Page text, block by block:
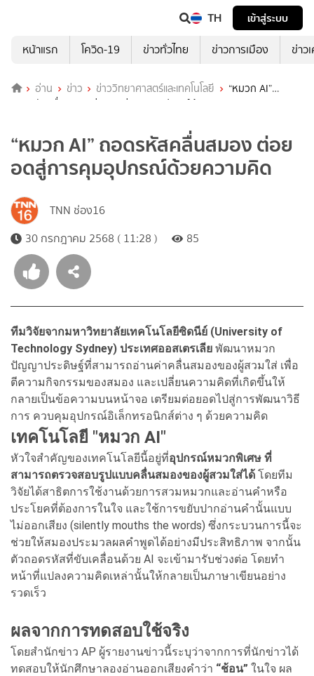
TH
เข้าสู่ระบบ
หน้าแรก
โควิด-19 ข่าวทั่วไทย ข่าวการเมือง ข่าว
อ่าน ข่าว ข่าววิทยาศาสตร์และเทคโนโลยี
“หมวก AI”
ถอดรหัสคลื่นสมอง ต่อยอดสู่การคุมอุปกรณ์ด้วยความคิด
“หมวก AI” ถอดรหัสคลื่นสมอง ต่อย
อดสู่การคุมอุปกรณ์ด้วยความคิด
TNN ช่อง16
30 กรกฎาคม 2568 ( 11:28 )
85
ทีมวิจัยจากมหาวิทยาลัยเทคโนโลยีซิดนีย์ (University of
Technology Sydney) ประเทศออสเตรเลีย พัฒนาหมวก
ปัญญาประดิษฐ์ที่สามารถอ่านค่าคลื่นสมองของผู้สวมใส่ เพื่อ
ตีความกิจกรรมของสมอง และเปลี่ยนความคิดที่เกิดขึ้นให้
กลายเป็นข้อความบนหน้าจอ เตรียมต่อยอดไปสู่การพัฒนาวิธี
การ ควบคุมอุปกรณ์อิเล็กทรอนิกส์ต่าง ๆ ด้วยความคิด
เทคโนโลยี "หมวก AI"
หัวใจสำคัญของเทคโนโลยีนี้อยู่ที่อุปกรณ์หมวกพิเศษ ที่
สามารถตรวจสอบรูปแบบคลื่นสมองของผู้สวมใส่ได้ โดยทีม
วิจัยได้สาธิตการใช้งานด้วยการสวมหมวกและอ่านคำหรือ
ประโยคที่ต้องการในใจ และใช้การขยับปากอ่านคำนั้นแบบ
ไม่ออกเสียง (silently mouths the words) ซึ่งกระบวนการนี้จะ
ช่วยให้สมองประมวลผลคำพูดได้อย่างมีประสิทธิภาพ จากนั้น
ตัวถอดรหัสที่ขับเคลื่อนด้วย AI จะเข้ามารับช่วงต่อ โดยทำ
หน้าที่แปลงความคิดเหล่านั้นให้กลายเป็นภาษาเขียนอย่าง
รวดเร็ว
ผลจากการทดสอบใช้จริง
โดยสำนักข่าว AP ผู้รายงานข่าวนี้ระบุว่าจากการที่นักข่าวได้
ทดสอบให้นักศึกษาลองอ่านออกเสียงคำว่า “ช้อน” ในใจ ผล